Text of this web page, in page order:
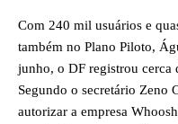
Com 240 mil usuários e
também no Plano Piloto,
junho, o DF registrou cerca
Segundo o secretário Zeno
autorizar a empresa